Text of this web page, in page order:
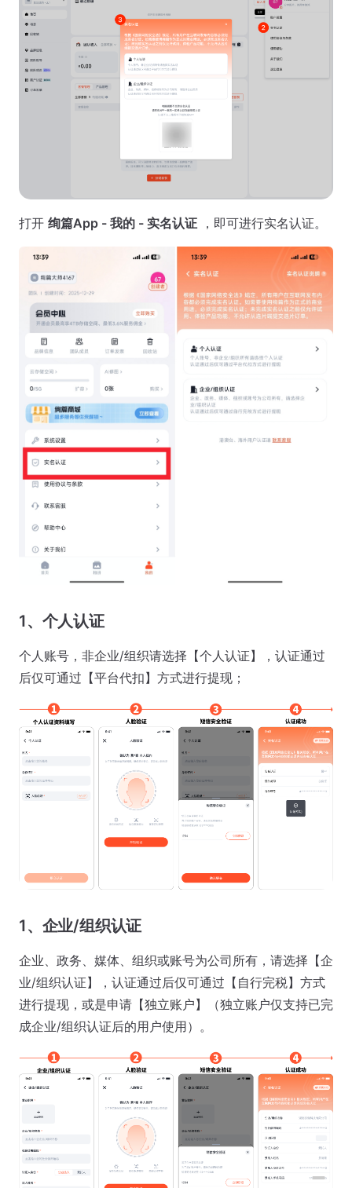
打开 绚篇App - 我的 - 实名认证 ，即可进行实名认证。
1、个人认证
个人账号，非企业/组织请选择【个人认证】，认证通过
后仅可通过【平台代扣】方式进行提现；
1、企业/组织认证
企业、政务、媒体、组织或账号为公司所有，请选择【企
业/组织认证】，认证通过后仅可通过【自行完税】方式
进行提现，或是申请【独立账户】（独立账户仅支持已完
成企业/组织认证后的用户使用）。